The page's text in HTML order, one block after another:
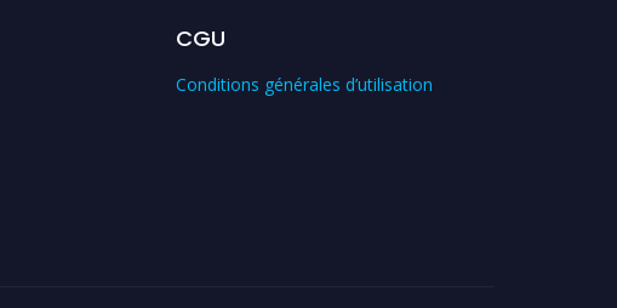
CGU
Conditions générales d’utilisation